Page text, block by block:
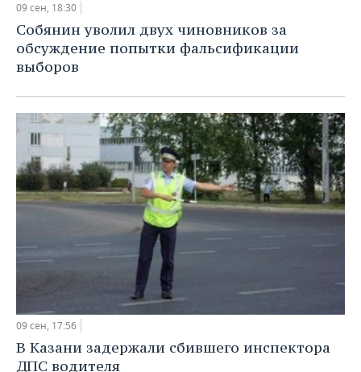
09 сен, 18:30
Собянин уволил двух чиновников за
обсуждение попытки фальсификации
выборов
09 сен, 17:56
В Казани задержали сбившего инспектора
ДПС водителя